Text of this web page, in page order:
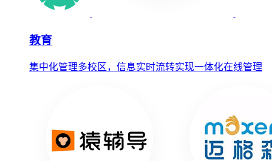
教育
集中化管理多校区，信息实时流转实现一体化在线管理